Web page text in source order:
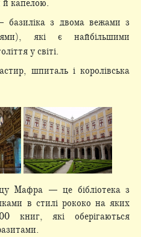
й капелою.
базиліка з двома вежами з
які є найбільшими
у світі.
шпиталь і королівська
Мафра — це бібліотека з
в стилі рококо на яких
книг, які оберігаються